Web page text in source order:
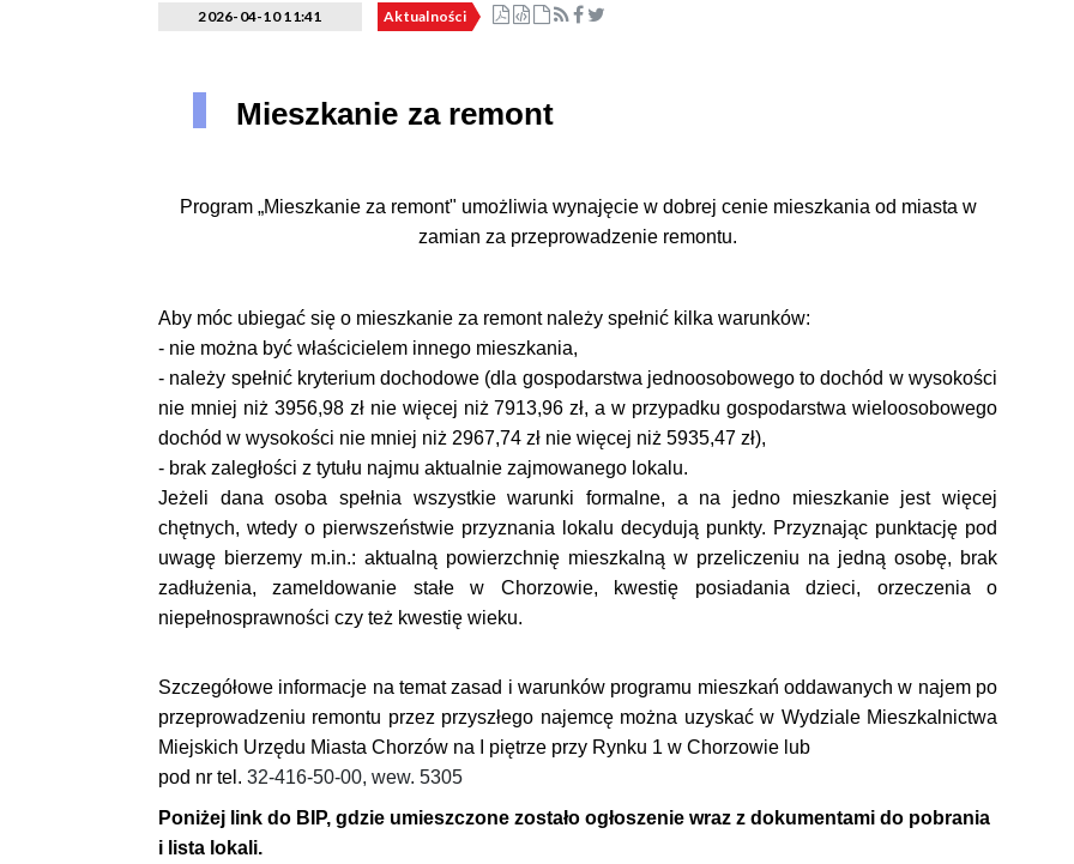
2026-04-10 11:41 Aktualności
Mieszkanie za remont
Program „Mieszkanie za remont" umożliwia wynajęcie w dobrej cenie mieszkania od miasta w
zamian za przeprowadzenie remontu.
Aby móc ubiegać się o mieszkanie za remont należy spełnić kilka warunków:
- nie można być właścicielem innego mieszkania,
- należy spełnić kryterium dochodowe (dla gospodarstwa jednoosobowego to dochód w wysokości
nie mniej niż 3956,98 zł nie więcej niż 7913,96 zł, a w przypadku gospodarstwa wieloosobowego
dochód w wysokości nie mniej niż 2967,74 zł nie więcej niż 5935,47 zł),
- brak zaległości z tytułu najmu aktualnie zajmowanego lokalu.
Jeżeli dana osoba spełnia wszystkie warunki formalne, a na jedno mieszkanie jest więcej
chętnych, wtedy o pierwszeństwie przyznania lokalu decydują punkty. Przyznając punktację pod
uwagę bierzemy m.in.: aktualną powierzchnię mieszkalną w przeliczeniu na jedną osobę, brak
zadłużenia, zameldowanie stałe w Chorzowie, kwestię posiadania dzieci, orzeczenia o
niepełnosprawności czy też kwestię wieku.
Szczegółowe informacje na temat zasad i warunków programu mieszkań oddawanych w najem po
przeprowadzeniu remontu przez przyszłego najemcę można uzyskać w Wydziale Mieszkalnictwa
Miejskich Urzędu Miasta Chorzów na I piętrze przy Rynku 1 w Chorzowie lub
pod nr tel. 32-416-50-00, wew. 5305
Poniżej link do BIP, gdzie umieszczone zostało ogłoszenie wraz z dokumentami do pobrania
i lista lokali.